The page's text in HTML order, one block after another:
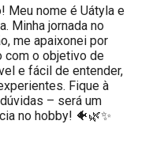
Meu nome é Uátyla e
Minha jornada no
me apaixonei por
com o objetivo de
e fácil de entender,
Fique à
– será um
no hobby! 🐠🌿✨